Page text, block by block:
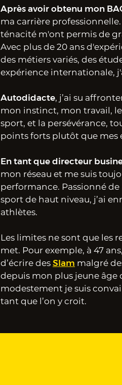
Après avoir obtenu mon
ma carrière
ténacité m'ont permis de
Avec plus de 20 ans
des métiers variés, des
expérience internationale,
Autodidacte, j’ai su
mon instinct, mon travail,
sport, et la persévérance,
points forts plutôt que mes
En tant que directeur
mon réseau et me suis
performance. Passionné
sport de haut niveau, j’ai
athlètes.
Les limites ne sont que les
met. Pour exemple, à 47
d’écrire des Slam malgré
depuis mon plus jeune âge
modestement je suis
tant que l’on y croit.